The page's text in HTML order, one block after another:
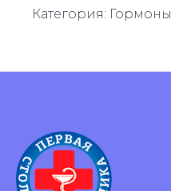
Категория: Гормоны